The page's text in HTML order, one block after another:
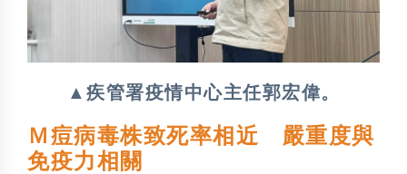
▲疾管署疫情中心主任郭宏偉。
Ｍ痘病毒株致死率相近 嚴重度與
免疫力相關